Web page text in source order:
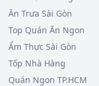
Ăn Trưa Sài Gòn
Top Quán Ăn Ngon
Ẩm Thực Sài Gòn
Tốp Nhà Hàng
Quán Ngon TP.HCM